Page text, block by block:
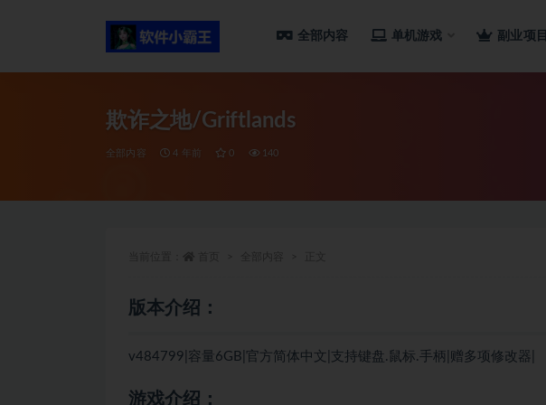
全部内容 单机游戏 副业项目
欺诈之地/Griftlands
全部内容 4 年前 0 140
版本介绍：
v484799|容量6GB|官方简体中文|支持键盘.鼠标.手柄|赠多项修改器|
游戏介绍：